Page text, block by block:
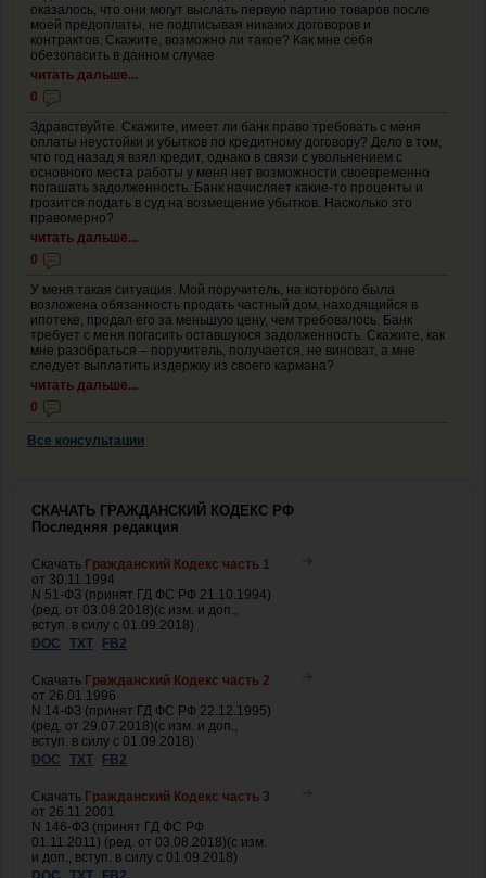
оказалось, что они могут выслать первую партию товаров после
моей предоплаты, не подписывая никаких договоров и
контрактов. Скажите, возможно ли такое? Как мне себя
обезопасить в данном случае
читать дальше...
0
Здравствуйте. Скажите, имеет ли банк право требовать с меня
оплаты неустойки и убытков по кредитному договору? Дело в том,
что год назад я взял кредит, однако в связи с увольнением с
основного места работы у меня нет возможности своевременно
погашать задолженность. Банк начисляет какие-то проценты и
грозится подать в суд на возмещение убытков. Насколько это
правомерно?
читать дальше...
0
У меня такая ситуация. Мой поручитель, на которого была
возложена обязанность продать частный дом, находящийся в
ипотеке, продал его за меньшую цену, чем требовалось. Банк
требует с меня погасить оставшуюся задолженность. Скажите, как
мне разобраться – поручитель, получается, не виноват, а мне
следует выплатить издержку из своего кармана?
читать дальше...
0
Все консультации
СКАЧАТЬ ГРАЖДАНСКИЙ КОДЕКС РФ
Последняя редакция
Скачать Гражданский Кодекс часть 1
от 30.11.1994
N 51-ФЗ (принят ГД ФС РФ 21.10.1994)
(ред. от 03.08.2018)(с изм. и доп.,
вступ. в силу с 01.09.2018)
DOC
TXT FB2
Скачать Гражданский Кодекс часть 2
от 26.01.1996
N 14-ФЗ (принят ГД ФС РФ 22.12.1995)
(ред. от 29.07.2018)(с изм. и доп.,
вступ. в силу с 01.09.2018)
DOC
TXT FB2
Скачать Гражданский Кодекс часть 3
от 26.11.2001
N 146-ФЗ (принят ГД ФС РФ
01.11.2011) (ред. от 03.08.2018)(с изм.
и доп., вступ. в силу с 01.09.2018)